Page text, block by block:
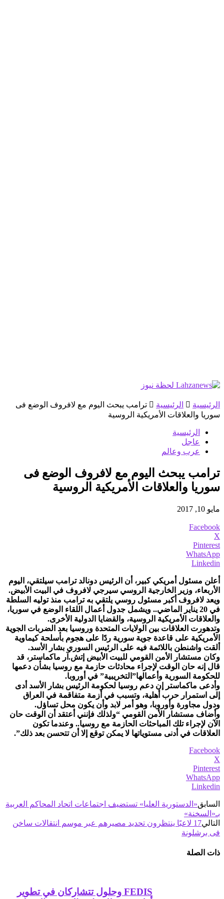
الرئيسية الرئيسية
ترامب يبحث اليوم مع لافروف الوضع فى
سوريا والعلاقات الأمريكية الروسية
الرئيسية
عاجل
عرب وعالم
ترامب يبحث اليوم مع لافروف الوضع فى
سوريا والعلاقات الأمريكية الروسية
مايو 10, 2017
Facebook
X
Pinterest
WhatsApp
Linkedin
أعلن مسئول أمريكي كبير، أن الرئيس دونالد ترامب سيلتقي، اليوم
الأربعاء، وزير الخارجية الروسي سيرجي لافروف في البيت الأبيض.
ويعد لافروف أكبر مسئول روسي يلتقي به ترامب منذ توليه السلطة
في 20 يناير الماضي.. ويشمل جدول أعمال اللقاء الوضع في سوريا،
والعلاقات الأمريكية الروسية، والقضايا الدولية الأخرى.
وتدهورت العلاقات بين الولايات المتحدة وروسيا بعد الضربات الجوية
الأمريكية على قاعدة جوية سورية ردًا على هجوم بأسلحة كيماوية
ألقت واشنطن باللائمة فيه على الرئيس السوري بشار الأسد.
وكان مستشار الأمن القومي للبيت الأبيض إتش.آر ماكماستر، قد
قال إنه حان الوقت لإجراء محادثات حازمة مع روسيا بشأن دعمها
للحكومة السورية وأعمالها”التخريبية” في أوروبا.
وأدعى ماكماستر إن دعم روسيا لحكومة الرئيس بشار الأسد أدى
إلى استمرار حرب أهلية، وتسبب في أزمة متفاقمة في العراق
ودول مجاورة وأوروبا، وهو أمر لابد وأن يكون محل تساؤل.
وأضاف مستشار الأمن القومي “ولذلك فإنني أعتقد أن الوقت حان
الآن لإجراء تلك المباحثات الحازمة مع روسيا.. وعندما تكون
العلاقات في أدنى مستوياتها لا يمكن توقع إلا أن تتحسن بعد ذلك”.
Facebook
X
Pinterest
WhatsApp
Linkedin
السابق«الدستورية العليا» تستضيف اجتماعات اتحاد المحاكم العربية
بـ«السخنة»
التالي
17 لاعبًا ينتظرون تحديد مصيرهم عبر موسم انتقالات ساخن
فى برشلونة
ذات الصلة
FEDIS وحلول تتشاركان في تطوير